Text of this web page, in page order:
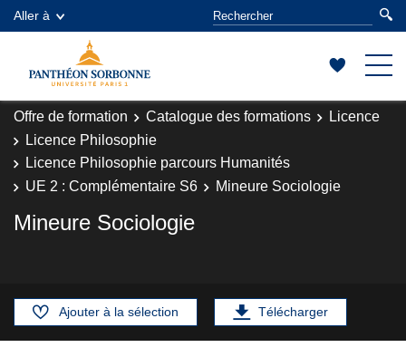
Aller à
Offre de formation Catalogue des formations
Licence
Licence Philosophie
Licence Philosophie parcours Humanités
UE 2 : Complémentaire S6
Mineure Sociologie
Mineure Sociologie
Ajouter à la sélection Télécharger